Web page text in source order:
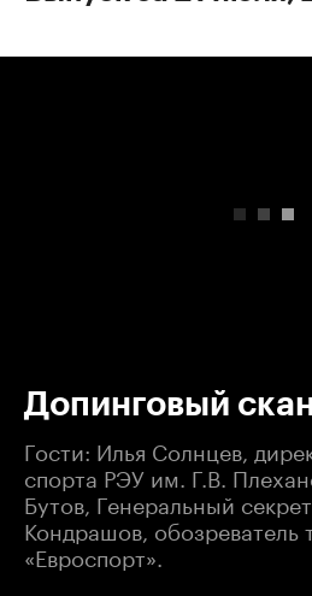
Допинговый
Гости: Илья Солнцев,
спорта РЭУ им. Г.В.
Бутов, Генеральный
Кондрашов, обозреватель
«Евроспорт».